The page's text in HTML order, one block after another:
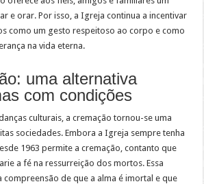
e orar. Por isso, a Igreja continua a incentivar
como um gesto respeitoso ao corpo e como
na vida eterna.
uma alternativa
com condições
culturais, a cremação tornou-se uma
sociedades. Embora a Igreja sempre tenha
1963 permite a cremação, contanto que
a fé na ressurreição dos mortos. Essa
compreensão de que a alma é imortal e que